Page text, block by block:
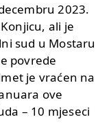
2023.
ali je
sud u Mostaru
povrede
je vraćen na
ove
– 10 mjeseci